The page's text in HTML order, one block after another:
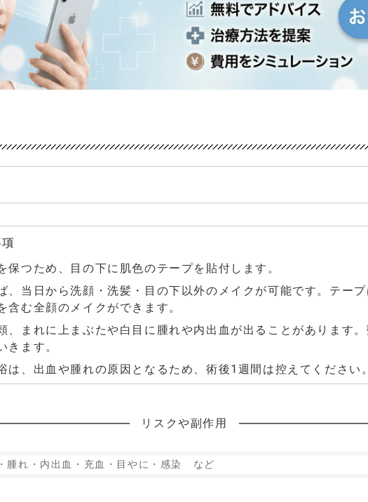
保つため、目の下に肌色のテープを貼付します。
、当日から洗顔・洗髪・目の下以外のメイクが可能です。テー
含む全顔のメイクができます。
、まれに上まぶたや白目に腫れや内出血が出ることがあります
きます。
は、出血や腫れの原因となるため、術後1週間は控えてください。
リスクや副作用
腫れ・内出血・充血・目やに・感染 など